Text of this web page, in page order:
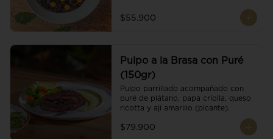
$55.900
Pulpo a la Brasa con Puré
(150gr)
Pulpo parrillado acompañado con
puré de plátano, papa criolla, queso
ricotta y ají amarillo (picante).
$79.900